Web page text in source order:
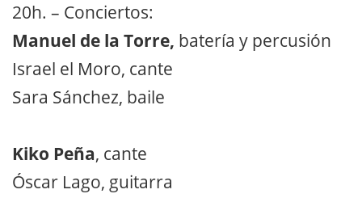
20h. – Conciertos:
Manuel de la Torre, batería y percusión
Israel el Moro, cante
Sara Sánchez, baile
Kiko Peña, cante
Óscar Lago, guitarra